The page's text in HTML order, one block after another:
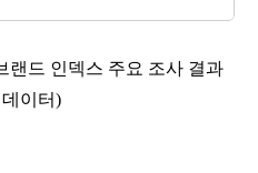
랜드 인덱스 주요 조사 결과
이터)